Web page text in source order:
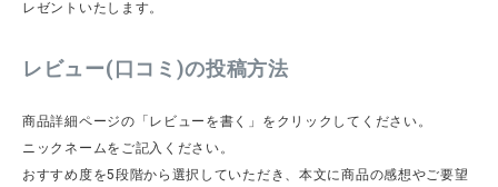
CATEGORY
ナチュラル服
レゼントいたします。
レビュー(口コミ)の投稿方法
商品詳細ページの「レビューを書く」をクリックしてください。
ニックネームをご記入ください。
おすすめ度を5段階から選択していただき、本文に商品の感想やご要望